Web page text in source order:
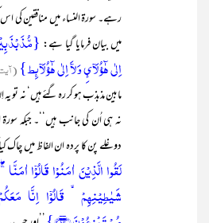
رہے۔ سورۃ النساء میں منافقین کی
میں بیان فرمایا گیا ہے:
اِلٰی ہٰٓؤُلَآئِ وَلآَ اِلٰی ہٰٓؤُلَآئِط}
مابین مذبذب ہو کر رہ گئے ہیں‘ نہ تو
نہ ہی اُن کی جانب ہیں‘‘۔ جبکہ
دوغلے پن کا پردہ ان الفاظ میں چاک
لَقُوا الَّذِیۡنَ اٰمَنُوۡا قَالُوۡۤا
شَیٰطِیۡنِہِمۡ ۙ قَالُوۡۤا اِنَّا